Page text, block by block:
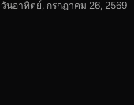
วันอาทิตย์, กรกฎาคม 26, 2569